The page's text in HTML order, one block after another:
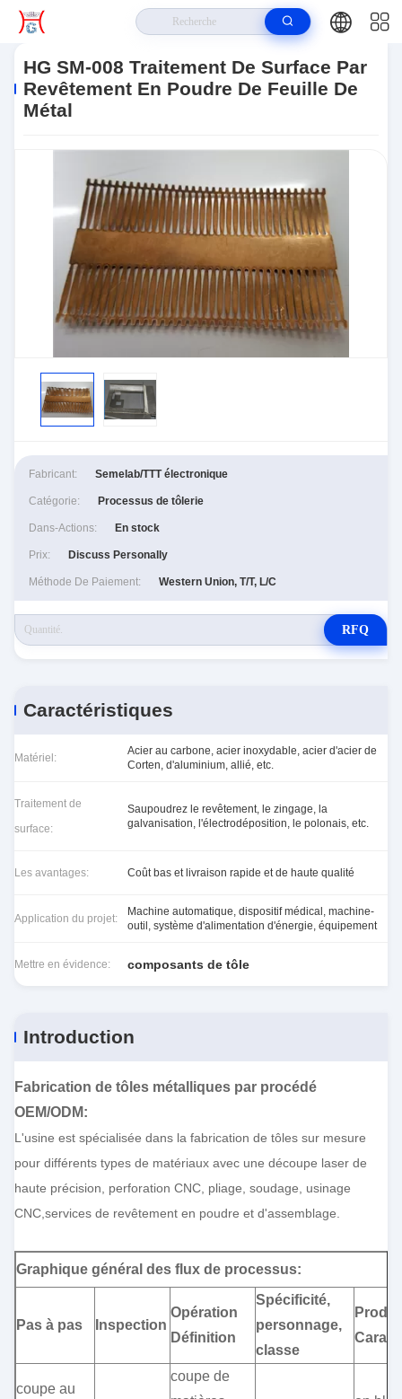
Surface Par Revêtement En Poudre De Feuille De Métal
HG SM-008 Traitement De Surface Par
Revêtement En Poudre De Feuille De
Métal
Fabricant: Semelab/TTT électronique
Catégorie: Processus de tôlerie
Dans-Actions: En stock
Prix: Discuss Personally
Méthode De Paiement: Western Union, T/T, L/C
RFQ
Caractéristiques
Matériel:
Acier au carbone, acier inoxydable, acier d'acier de
Corten, d'aluminium, allié, etc.
Traitement de
surface:
Saupoudrez le revêtement, le zingage, la
galvanisation, l'électrodéposition, le polonais, etc.
Les avantages: Coût bas et livraison rapide et de haute qualité
Application du projet:
Machine automatique, dispositif médical, machine-
outil, système d'alimentation d'énergie, équipement
Mettre en évidence: composants de tôle
Introduction
Fabrication de tôles métalliques par procédé
OEM/ODM:
L'usine est spécialisée dans la fabrication de tôles sur mesure
pour différents types de matériaux avec une découpe laser de
haute précision, perforation CNC, pliage, soudage, usinage
CNC,services de revêtement en poudre et d'assemblage.
Graphique général des flux de processus:
Pas à pas Inspection
Opération
Définition
Spécificité,
personnage,
classe
coupe au
coupe de